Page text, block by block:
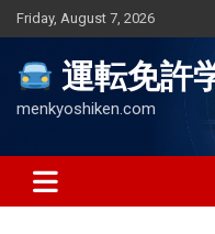
Skip
to
Friday, August 7, 2026
運転免許
menkyoshiken.com